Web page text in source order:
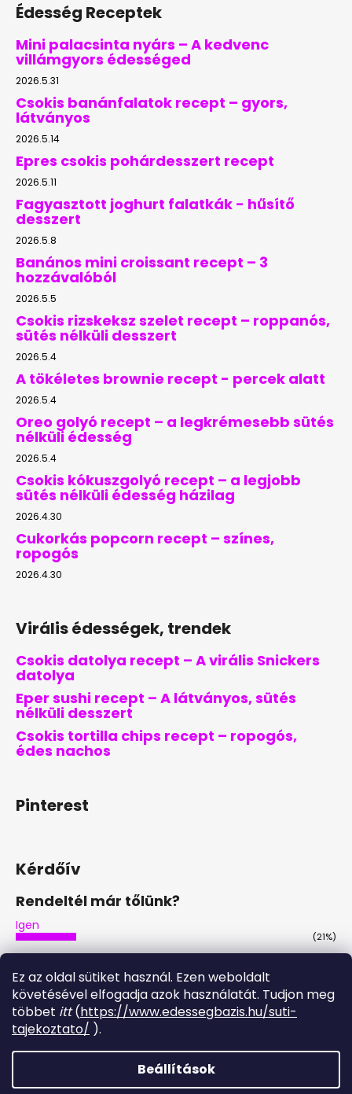
Ez az oldal sütiket használ. Ezen weboldalt
követésével elfogadja azok használatát. Tudjon meg
többet itt(https://www.edessegbazis.hu/suti-
tajekoztato/ ).
Beállítások
Édesség Receptek
Mini palacsinta nyárs – A kedvenc
villámgyors édességed
2026.5.31
Csokis banánfalatok recept – gyors,
látványos
2026.5.14
Epres csokis pohárdesszert recept
2026.5.11
Fagyasztott joghurt falatkák - hűsítő
desszert
2026.5.8
Banános mini croissant recept – 3
hozzávalóból
2026.5.5
Csokis rizskeksz szelet recept – roppanós,
sütés nélküli desszert
2026.5.4
A tökéletes brownie recept - percek alatt
2026.5.4
Oreo golyó recept – a legkrémesebb sütés
nélküli édesség
2026.5.4
Csokis kókuszgolyó recept – a legjobb
sütés nélküli édesség házilag
2026.4.30
Cukorkás popcorn recept – színes,
ropogós
2026.4.30
Virális édességek, trendek
Csokis datolya recept – A virális Snickers
datolya
Eper sushi recept – A látványos, sütés
nélküli desszert
Csokis tortilla chips recept – ropogós,
édes nachos
Pinterest
Kérdőív
Rendeltél már tőlünk?
Igen
(21%)
Nem
Nem, de tervezem
(29%)
Igen, többször is